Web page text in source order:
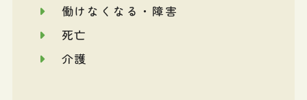
働けなくなる・障害
死亡
介護